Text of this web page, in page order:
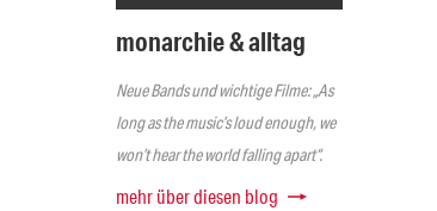
monarchie & alltag
Neue Bands und wichtige Filme: „As
long as the music’s loud enough, we
won’t hear the world falling apart“.
mehr über diesen blog